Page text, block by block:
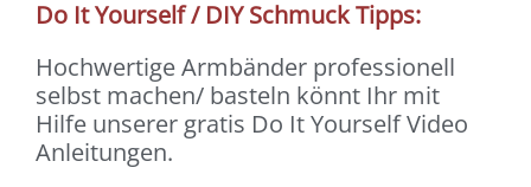
Do It Yourself / DIY Schmuck Tipps:
Hochwertige Armbänder professionell
selbst machen/ basteln könnt Ihr mit
Hilfe unserer gratis Do It Yourself Video
Anleitungen.